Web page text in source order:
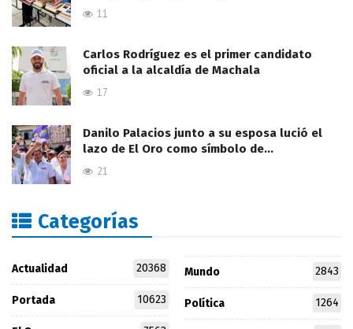
11
Carlos Rodríguez es el primer candidato
oficial a la alcaldía de Machala
17
Danilo Palacios junto a su esposa lució el
lazo de El Oro como símbolo de…
21
Categorías
Actualidad 20368
Portada 10623
Mundo 2843
Política 1264